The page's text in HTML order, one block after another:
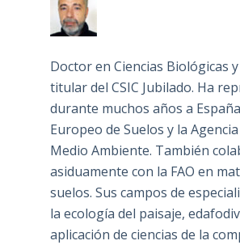
Doctor en Ciencias Biológicas
titular del CSIC Jubilado. Ha
durante muchos años a
Europeo de Suelos y la
Medio Ambiente. También
asiduamente con la FAO en
suelos. Sus campos de
la ecología del paisaje,
aplicación de ciencias de la